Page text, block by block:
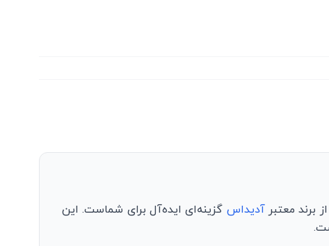
برند معتبرآدیداس گزینه‌ای ایده‌آل برای شماست. این